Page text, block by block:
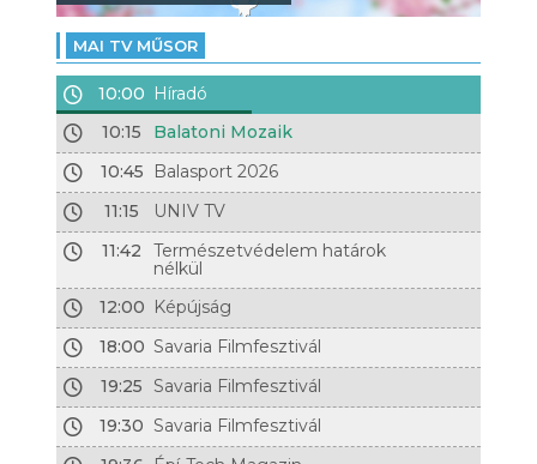
MAI TV MŰSOR
10:00 Híradó
10:15
Balatoni Mozaik
10:45
Balasport 2026
11:15
UNIV TV
11:42
Természetvédelem határok
nélkül
12:00 Képújság
18:00 Savaria Filmfesztivál
19:25
Savaria Filmfesztivál
19:30 Savaria Filmfesztivál